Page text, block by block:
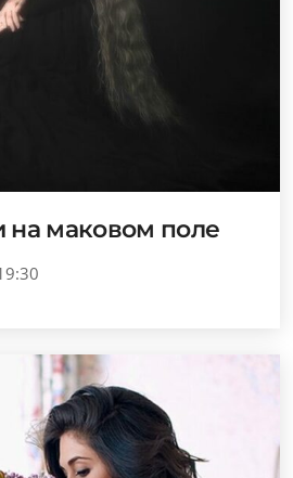
на маковом поле